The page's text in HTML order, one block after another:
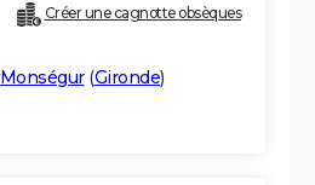
Créer une cagnotte obsèques
Monségur(Gironde)